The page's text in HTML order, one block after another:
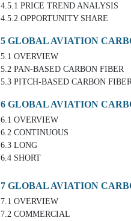
4.5.1 PRICE TREND ANALYSIS
4.5.2 OPPORTUNITY SHARE
5 GLOBAL AVIATION
5.1 OVERVIEW
5.2 PAN-BASED CARBON FIBER
5.3 PITCH-BASED CARBON FIBER
6 GLOBAL AVIATION
6.1 OVERVIEW
6.2 CONTINUOUS
6.3 LONG
6.4 SHORT
7 GLOBAL AVIATION
7.1 OVERVIEW
7.2 COMMERCIAL